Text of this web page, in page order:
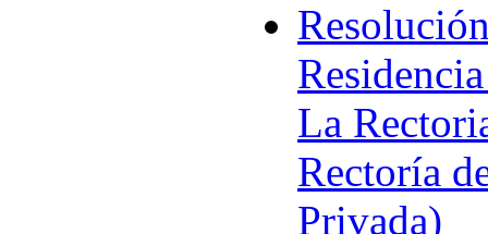
La
Rectoría
Privada)